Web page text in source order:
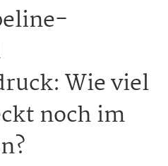
Wie viel
noch im